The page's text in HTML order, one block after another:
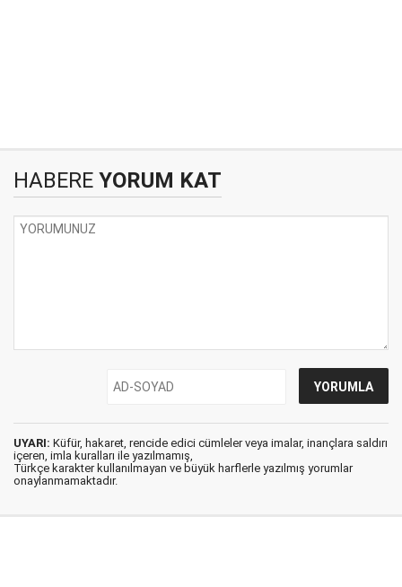
HABERE YORUM KAT
UYARI: Küfür, hakaret, rencide edici cümleler veya imalar, inançlara saldırı
içeren, imla kuralları ile yazılmamış,
Türkçe karakter kullanılmayan ve büyük harflerle yazılmış yorumlar
onaylanmamaktadır.